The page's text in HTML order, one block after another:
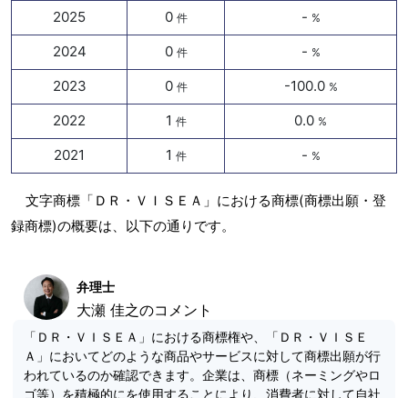
2025
0 件 - %
2024 0 件 - %
2023 0 件 -100.0 %
2022 1 件 0.0 %
2021 1 件 - %
文字商標「ＤＲ・ＶＩＳＥＡ」における商標(商標出願・登
録商標)の概要は、以下の通りです。
弁理士
大瀬 佳之のコメント
「ＤＲ・ＶＩＳＥＡ」における商標権や、「ＤＲ・ＶＩＳＥ
Ａ」においてどのような商品やサービスに対して商標出願が行
われているのか確認できます。企業は、商標（ネーミングやロ
ゴ等）を積極的にを使用することにより、消費者に対して自社